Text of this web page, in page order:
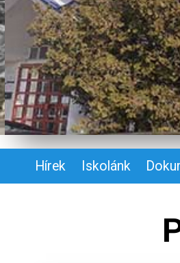
Hírek Iskolánk